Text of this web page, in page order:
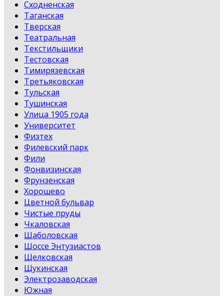
Сходненская
Таганская
Тверская
Театральная
Текстильщики
Тестовская
Тимирязевская
Третьяковская
Тульская
Тушинская
Улица 1905 года
Университет
Физтех
Филевский парк
Фили
Фонвизинская
Фрунзенская
Хорошево
Цветной бульвар
Чистые пруды
Чкаловская
Шаболовская
Шоссе Энтузиастов
Щелковская
Щукинская
Электрозаводская
Южная